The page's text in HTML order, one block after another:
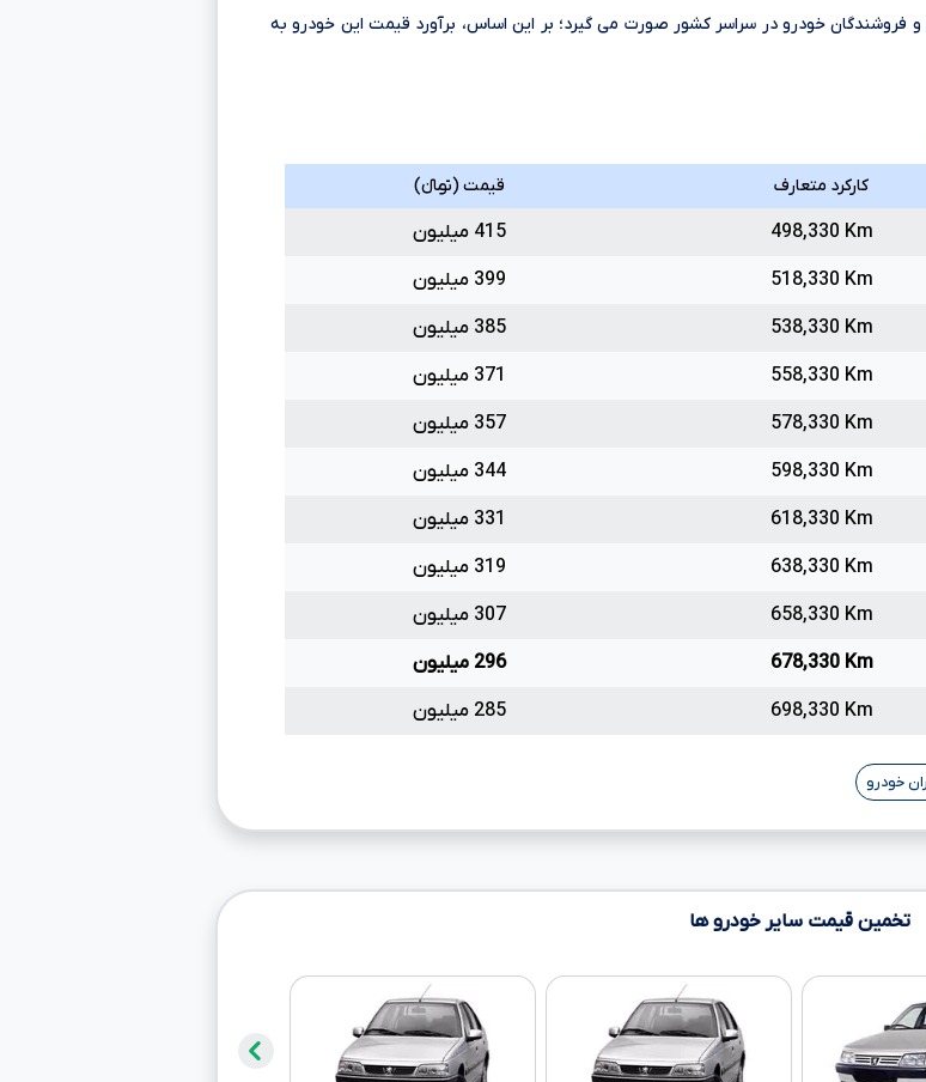
فروشندگان خودرو در سراسر کشور صورت می گیرد؛ بر این اساس، برآورد قیمت این خودرو به
کارکرد متعارف قیمت (تومانءءء)
498,330 Km
415 میلیون
518,330 Km
399 میلیون
538,330 Km
385 میلیون
558,330 Km
371 میلیون
578,330 Km
357 میلیون
598,330 Km
344 میلیون
618,330 Km
331 میلیون
638,330 Km
319 میلیون
658,330 Km
307 میلیون
678,330 Km
296 میلیون
698,330 Km 285 میلیون
خودرو
تخمین قیمت سایر خودرو ها